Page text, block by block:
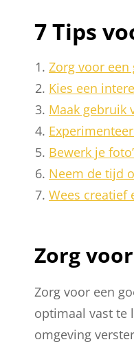
7 Tips
Zorg voor een
Kies een
Maak gebruik
Bewerk je
Neem de tijd
Wees creatief
Zorg
Zorg voor een
optimaal vast te
omgeving